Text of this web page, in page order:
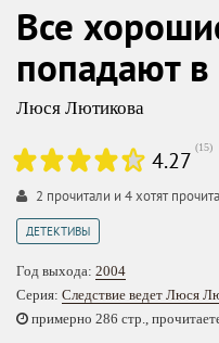
Все
попадают в
Люся Лютикова
4.27 (15)
2 прочитали и 4хотят
ДЕТЕКТИВЫ
Год выхода: 2004
Серия: Следствие ведет Люся
примерно 286 стр.,